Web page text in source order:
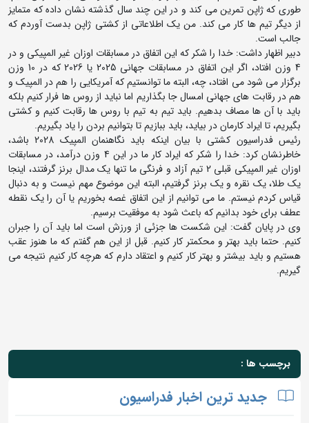
طوری که ژاپن تمرین می کند و در این چند سال گذشته نشان داده که متمایز
از دیگر تیم ها کار می کند. من یک اطلاعاتی از کشتی ژاپن بدست آوردم که
جالب است.
دبیر اظهار داشت: خدا را شکر که این اتفاق در مسابقات اوزان غیر المپیکی و در
4 وزن افتاد، اگر این اتفاق در مسابقات جهانی 2025 یا 2026 که در 10 وزن
برگزار می شود می افتاد، چه، البته ما توانستیم که آمریکایی را هم در المپیک و
هم در رقابت های جهانی امسال جا بگذاریم اما نباید از روس ها فرار کنیم بلکه
باید با آن ها مصاف بدهیم. باید تیم به تیم با روس ها رقابت کنیم و کشتی
بگیریم، تا ایراد کارمان در بیاید، باید ببازیم تا بتوانیم بردن را یاد بگیریم.
رئیس فدراسیون کشتی با بیان اینکه باید نگاهنمان المپیک 2028 باشد،
خاطرنشان کرد: خدا را شکر که ایراد کار ما در این 4 وزن درآمد، در مسابقات
اوزان غیر المپیکی قبلی 2 تیم آزاد و فرنگی ما تنها یک مدال برنز گرفتند، اینجا
یک طلا، یک نقره و یک برنز گرفتیم، البته این موضوع مهم نیست و به دنبال
قیاس کردم نیستم. ما می توانیم از این اتفاق غصه بخوریم یا آن را یک نقطه
عطف برای خود بدانیم که باعث شود به موفقیت برسیم.
وی در پایان گفت: این شکست ها جزئی از ورزش است اما باید آن را جبران
کنیم. حتما باید بهتر و محکمتر کار کنیم. قبل از این هم گفتم که ما هنوز عقب
هستیم و باید بیشتر و بهتر کار کنیم و اعتقاد دارم که هرچه کار کنیم نتیجه می
گیریم.
برچسب ها :
جدید ترین اخبار فدراسیون